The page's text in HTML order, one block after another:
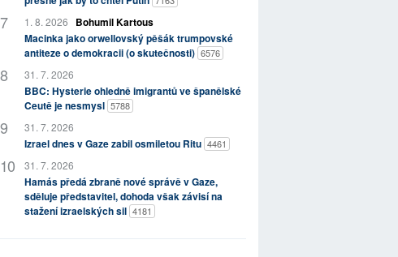
1. 8. 2026
Bohumil Kartous
Macinka jako orwellovský pěšák trumpovské
antiteze o demokracii (o skutečnosti) 6576
31. 7. 2026
BBC: Hysterie ohledně imigrantů ve španělské
Ceutě je nesmysl 5788
31. 7. 2026
Izrael dnes v Gaze zabil osmiletou Ritu 4461
31. 7. 2026
Hamás předá zbraně nové správě v Gaze,
sděluje představitel, dohoda však závisí na
stažení izraelských sil 4181